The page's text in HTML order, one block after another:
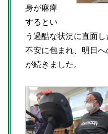
身が麻痺
するとい
う過酷な状況に直面
不安に包まれ、明日
が続きました。